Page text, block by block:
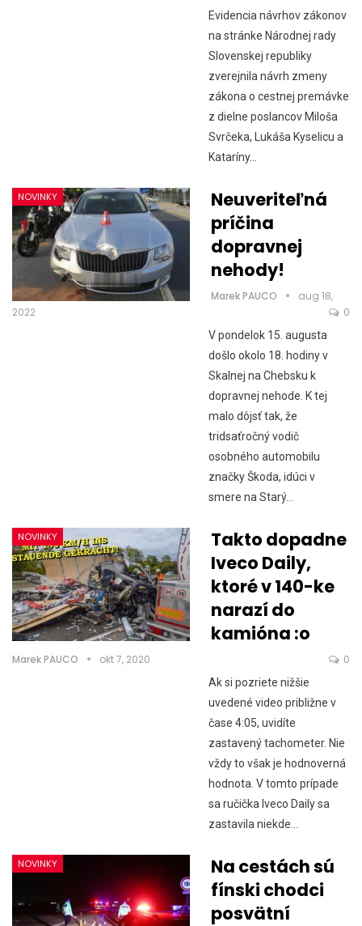
Evidencia návrhov zákonov
na stránke Národnej rady
Slovenskej republiky
zverejnila návrh zmeny
zákona o cestnej premávke
z dielne poslancov Miloša
Svrčeka, Lukáša Kyselicu a
Kataríny…
NOVINKY
Neuveriteľná
príčina
dopravnej
nehody!
Marek PAUCO
aug 18,
2022
0
V pondelok 15. augusta
došlo okolo 18. hodiny v
Skalnej na Chebsku k
dopravnej nehode. K tej
malo dôjsť tak, že
tridsaťročný vodič
osobného automobilu
značky Škoda, idúci v
smere na Starý…
NOVINKY
Takto dopadne
Iveco Daily,
ktoré v 140-ke
narazí do
kamióna :o
Marek PAUCO okt 7, 2020 0
Ak si pozriete nižšie
uvedené video približne v
čase 4:05, uvidíte
zastavený tachometer. Nie
vždy to však je hodnoverná
hodnota. V tomto prípade
sa ručička Iveco Daily sa
zastavila niekde…
NOVINKY
Na cestách sú
fínski chodci
posvätní